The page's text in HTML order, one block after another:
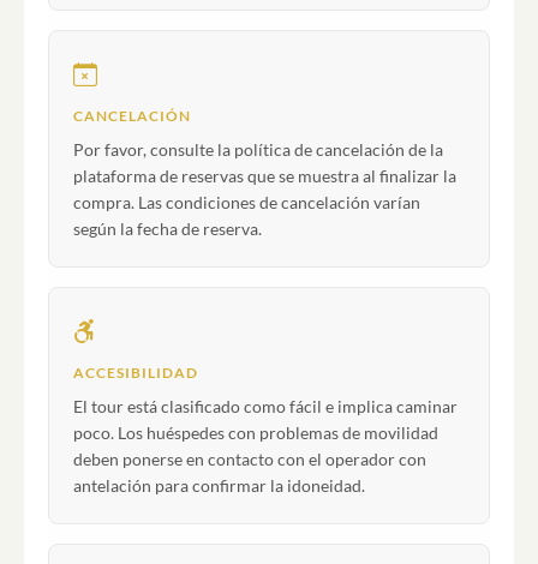
CANCELACIÓN
Por favor, consulte la política de cancelación de la
plataforma de reservas que se muestra al finalizar la
compra. Las condiciones de cancelación varían
según la fecha de reserva.
ACCESIBILIDAD
El tour está clasificado como fácil e implica caminar
poco. Los huéspedes con problemas de movilidad
deben ponerse en contacto con el operador con
antelación para confirmar la idoneidad.